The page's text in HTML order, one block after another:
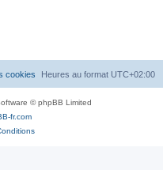
Heures au format UTC+02:00
cookies
© phpBB Limited
fr.com